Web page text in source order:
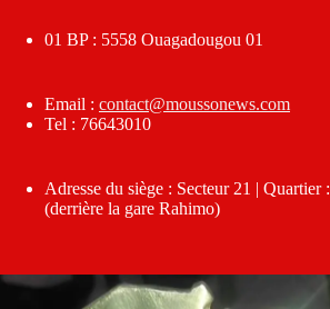
01 BP : 5558 Ouagadougou 01
Email : contact@moussonews.com
Tel : 76643010
Adresse du siège : Secteur 21 |
(derrière la gare Rahimo)